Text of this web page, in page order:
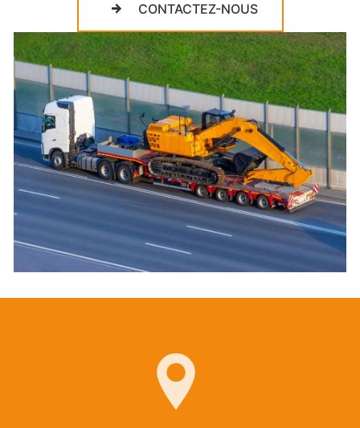
CONTACTEZ-NOUS